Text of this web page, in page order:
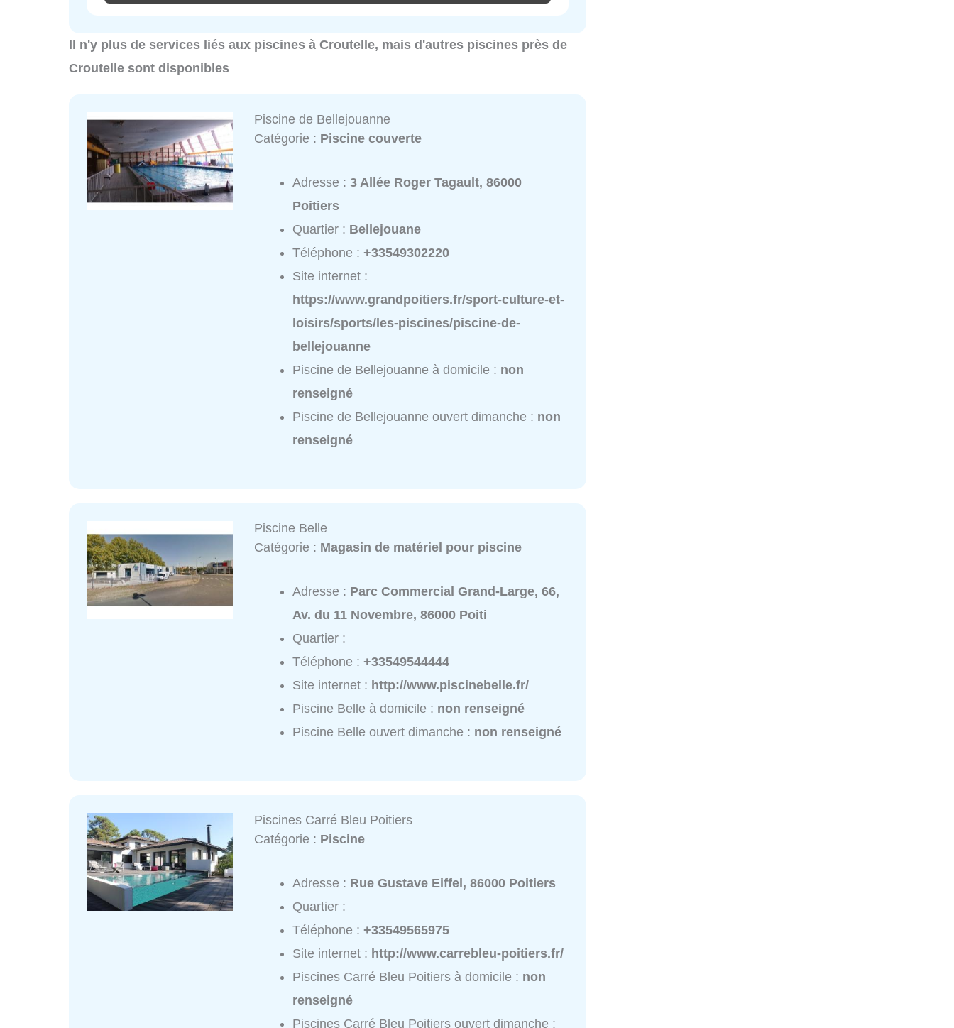
Il n'y plus de services liés aux piscines à Croutelle, mais d'autres piscines près de
Croutelle sont disponibles
Piscine de Bellejouanne
Catégorie : Piscine couverte
Adresse :3 Allée Roger Tagault, 86000
Poitiers
Quartier : Bellejouane
Téléphone :+33549302220
Site internet :
https://www.grandpoitiers.fr/sport-culture-et-
loisirs/sports/les-piscines/piscine-de-
bellejouanne
Piscine de Bellejouanne à domicile : non
renseigné
Piscine de Bellejouanne ouvert dimanche : non
renseigné
Piscine Belle
Catégorie : Magasin de matériel pour piscine
Adresse : Parc Commercial Grand-Large, 66,
Av. du 11 Novembre, 86000 Poiti
Quartier :
Téléphone :+33549544444
Site internet : http://www.piscinebelle.fr/
Piscine Belle à domicile : non renseigné
Piscine Belle ouvert dimanche : non renseigné
Piscines Carré Bleu Poitiers
Catégorie : Piscine
Adresse : Rue Gustave Eiffel, 86000 Poitiers
Quartier :
Téléphone :+33549565975
Site internet : http://www.carrebleu-poitiers.fr/
Piscines Carré Bleu Poitiers à domicile : non
renseigné
Piscines Carré Bleu Poitiers ouvert dimanche :